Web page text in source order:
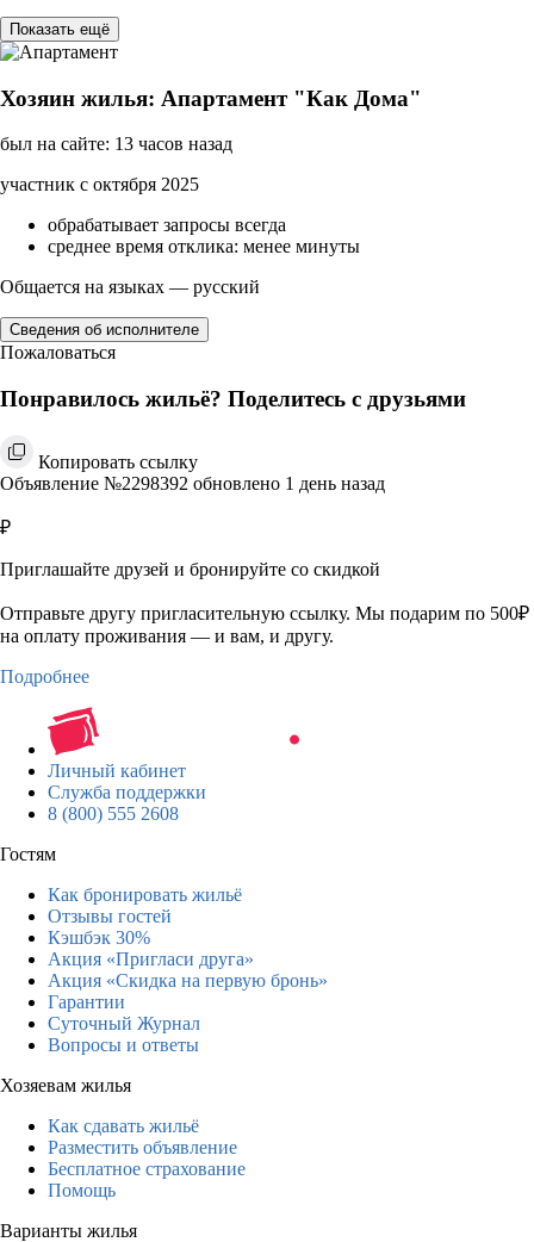
Показать ещё
Хозяин жилья: Апартамент "Как Дома"
был на сайте: 13 часов назад
участник с октября 2025
обрабатывает запросы всегда
среднее время отклика: менее минуты
Общается на языках — русский
Сведения об исполнителе
Пожаловаться
Понравилось жильё? Поделитесь с друзьями
Копировать ссылку
Объявление №2298392 обновлено 1 день назад
₽
Приглашайте друзей и бронируйте со скидкой
Отправьте другу пригласительную ссылку. Мы подарим по 500₽
на оплату проживания — и вам, и другу.
Подробнее
Личный кабинет
Служба поддержки
8 (800) 555 2608
Гостям
Как бронировать жильё
Отзывы гостей
Кэшбэк 30%
Акция «Пригласи друга»
Акция «Скидка на первую бронь»
Гарантии
Суточный Журнал
Вопросы и ответы
Хозяевам жилья
Как сдавать жильё
Разместить объявление
Бесплатное страхование
Помощь
Варианты жилья